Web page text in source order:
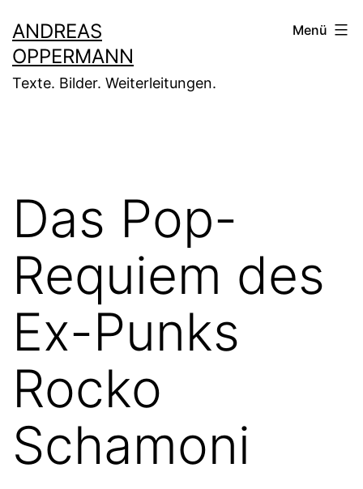
Inhalt
springen
ANDREAS
OPPERMANN
Texte. Bilder. Weiterleitungen.
Menü
Das Pop-
Requiem des
Ex-Punks
Rocko
Schamoni